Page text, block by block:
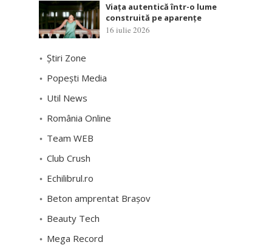
Viața autentică într-o lume
construită pe aparențe
16 iulie 2026
Știri Zone
Popești Media
Util News
România Online
Team WEB
Club Crush
Echilibrul.ro
Beton amprentat Brașov
Beauty Tech
Mega Record